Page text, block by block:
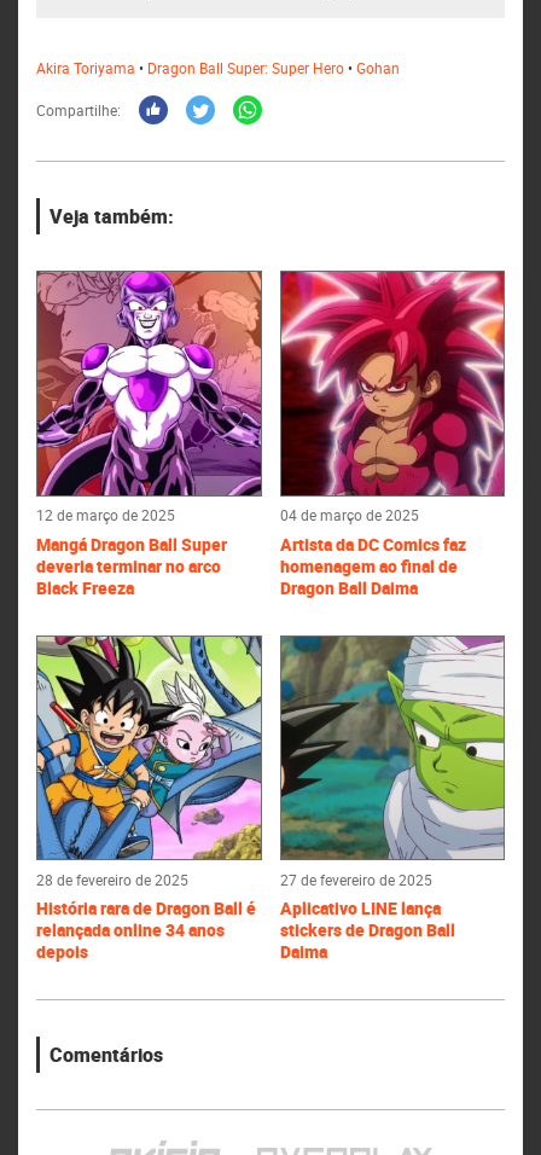
Akira Toriyama • Dragon Ball Super: Super Hero•Gohan
Compartilhe:
Veja também:
12 de março de 2025
Mangá Dragon Ball Super
deveria terminar no arco
Black Freeza
04 de março de 2025
Artista da DC Comics faz
homenagem ao final de
Dragon Ball Daima
28 de fevereiro de 2025
História rara de Dragon Ball é
relançada online 34 anos
depois
27 de fevereiro de 2025
Aplicativo LINE lança
stickers de Dragon Ball
Daima
Comentários